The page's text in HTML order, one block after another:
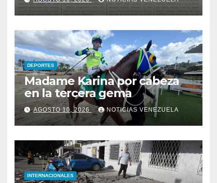
DEPORTES
Madame Karina por cabeza
en la tercera gema
AGOSTO 10, 2026 NOTICIAS VENEZUELA
INTERNACIONALES